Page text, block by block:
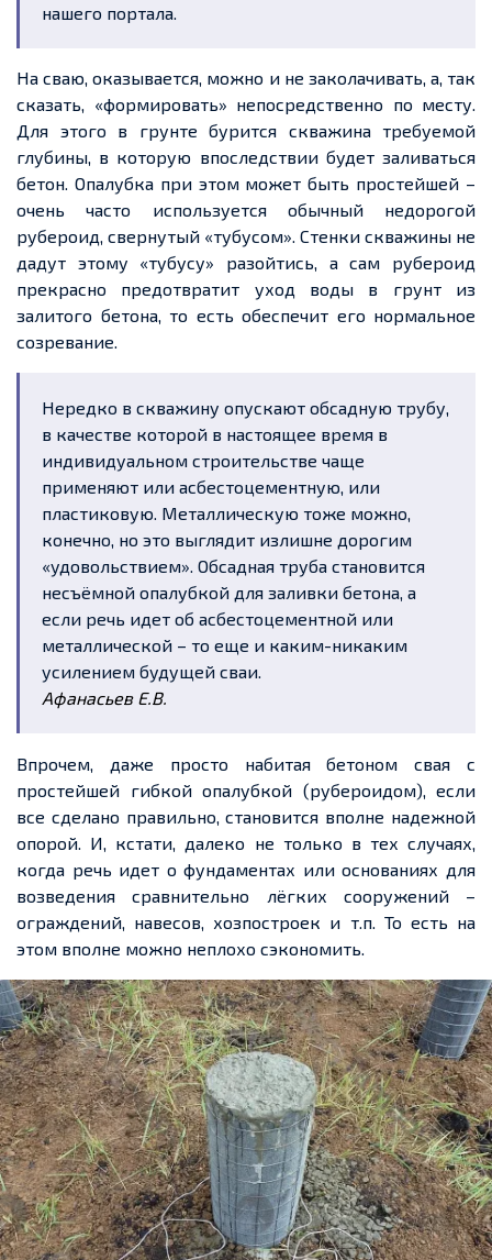
нашего портала.
На сваю, оказывается, можно и не заколачивать, а, так
сказать, «формировать» непосредственно по месту.
Для этого в грунте бурится скважина требуемой
глубины, в которую впоследствии будет заливаться
бетон. Опалубка при этом может быть простейшей –
очень часто используется обычный недорогой
рубероид, свернутый «тубусом». Стенки скважины не
дадут этому «тубусу» разойтись, а сам рубероид
прекрасно предотвратит уход воды в грунт из
залитого бетона, то есть обеспечит его нормальное
созревание.
Нередко в скважину опускают обсадную трубу,
в качестве которой в настоящее время в
индивидуальном строительстве чаще
применяют или асбестоцементную, или
пластиковую. Металлическую тоже можно,
конечно, но это выглядит излишне дорогим
«удовольствием». Обсадная труба становится
несъёмной опалубкой для заливки бетона, а
если речь идет об асбестоцементной или
металлической – то еще и каким-никаким
усилением будущей сваи.
Афанасьев Е.В.
Впрочем, даже просто набитая бетоном свая с
простейшей гибкой опалубкой (рубероидом), если
все сделано правильно, становится вполне надежной
опорой. И, кстати, далеко не только в тех случаях,
когда речь идет о фундаментах или основаниях для
возведения сравнительно лёгких сооружений –
ограждений, навесов, хозпостроек и т.п. То есть на
этом вполне можно неплохо сэкономить.